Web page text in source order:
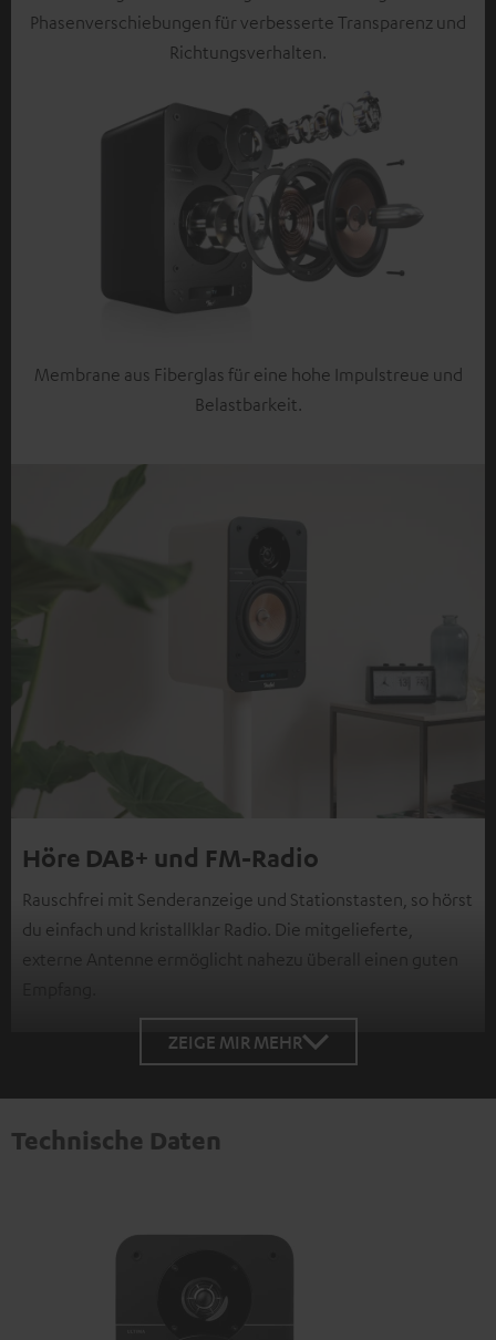
Phasenverschiebungen für verbesserte Transparenz und
Richtungsverhalten.
Membrane aus Fiberglas für eine hohe Impulstreue und
Belastbarkeit.
Höre DAB+ und FM-Radio
Rauschfrei mit Senderanzeige und Stationstasten, so hörst
du einfach und kristallklar Radio. Die mitgelieferte,
externe Antenne ermöglicht nahezu überall einen guten
ZEIGE MIR MEHR
Technische Daten